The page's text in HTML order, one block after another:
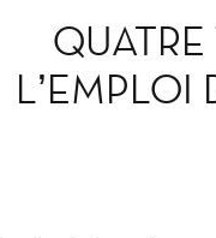
L’EMPLOI